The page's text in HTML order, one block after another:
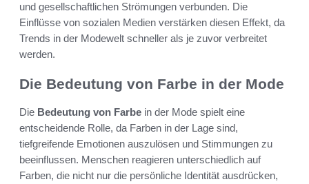
und gesellschaftlichen Strömungen verbunden. Die
Einflüsse von sozialen Medien verstärken diesen Effekt, da
Trends in der Modewelt schneller als je zuvor verbreitet
werden.
Die Bedeutung von Farbe in der Mode
Die Bedeutung von Farbe in der Mode spielt eine
entscheidende Rolle, da Farben in der Lage sind,
tiefgreifende Emotionen auszulösen und Stimmungen zu
beeinflussen. Menschen reagieren unterschiedlich auf
Farben, die nicht nur die persönliche Identität ausdrücken,